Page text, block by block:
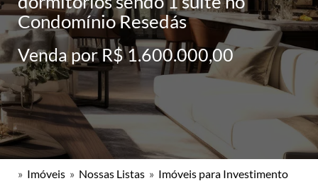
Condomínio Resedás
Venda por R$ 1.600.000,00
» Imóveis » Nossas Listas » Imóveis para Investimento